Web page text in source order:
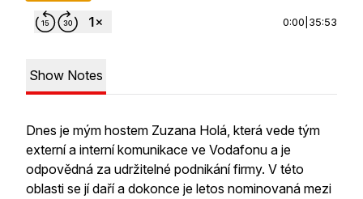
0:00 35:53
Show Notes
Dnes je mým hostem Zuzana Holá, která vede tým
externí a interní komunikace ve Vodafonu a je
odpovědná za udržitelné podnikání firmy. V této
oblasti se jí daří a dokonce je letos nominovaná mezi